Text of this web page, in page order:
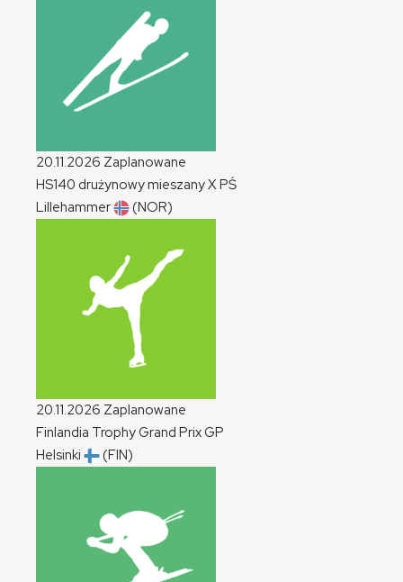
20.11.2026 Zaplanowane
HS140 drużynowy mieszanyXPŚ
Lillehammer
(NOR)
20.11.2026 Zaplanowane
Finlandia Trophy Grand PrixGP
Helsinki
(FIN)